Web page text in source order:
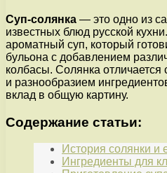
Суп-солянка — это одно из
известных блюд русской
ароматный суп, который
бульона с добавлением
колбасы. Солянка
и разнообразием
вклад в общую картину.
Содержание статьи:
История солянки и
Ингредиенты для